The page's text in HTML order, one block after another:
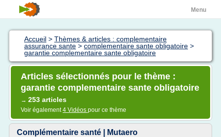
Menu
Accueil > Thèmes & articles : complementaire
assurance sante > complementaire sante obligatoire >
garantie complementaire sante obligatoire
Articles sélectionnés pour le thème :
garantie complementaire sante obligatoire
→ 253 articles
Voir également4 Vidéos pour ce thème
Complémentaire santé | Mutaero